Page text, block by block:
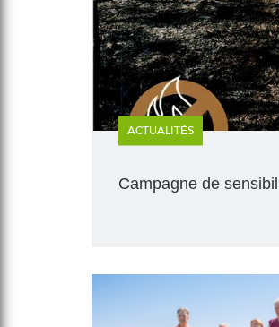
ACTUALITÉS
Campagne de